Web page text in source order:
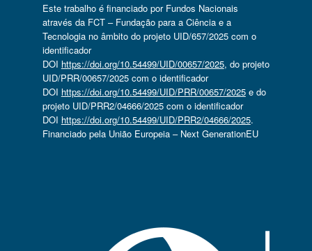
Este trabalho é financiado por Fundos Nacionais
através da FCT – Fundação para a Ciência e a
Tecnologia no âmbito do projeto UID/657/2025 com o
identificador
DOI https://doi.org/10.54499/UID/00657/2025, do projeto
UID/PRR/00657/2025 com o identificador
DOI https://doi.org/10.54499/UID/PRR/00657/2025e do
projeto UID/PRR2/04666/2025 com o identificador
DOI https://doi.org/10.54499/UID/PRR2/04666/2025.
Financiado pela União Europeia – Next GenerationEU